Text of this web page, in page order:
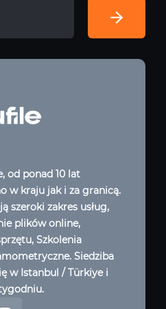
od ponad 10 lat
w kraju jak i za granicą.
szeroki zakres usług,
plików online,
Szkolenia
Siedziba
w Istanbul / Türkiye i